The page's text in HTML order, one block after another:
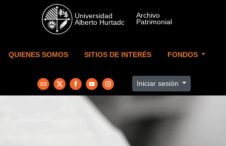
Skip to main content
QUIENES SOMOS SITIOS DE INTERÉS FONDOS
Iniciar sesión